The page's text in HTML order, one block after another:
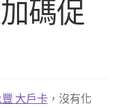
碼促
大戶卡，沒有化